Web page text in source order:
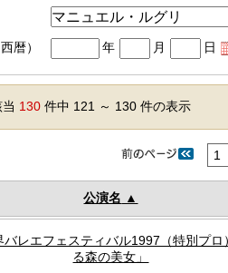
暦） 年 月 日
130 件中 121 ～ 130 件の表示
1
公演名
バレエフェスティバル1997（特別プロ
る森の美女」